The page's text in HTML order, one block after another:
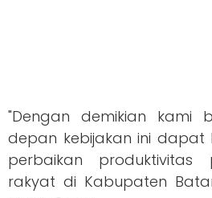
"Dengan demikian kami
depan kebijakan ini dapat
perbaikan produktivitas
rakyat di Kabupaten